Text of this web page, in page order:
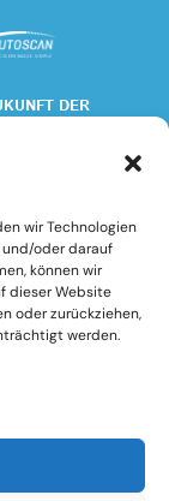
wir Technologien
oder darauf
können wir
dieser Website
oder zurückziehen,
werden.
DER
setzt neue
der Erkennung
Präzision
Effizienz
T
w
i